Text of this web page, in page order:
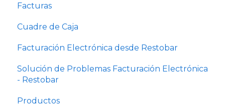
Facturas
Cuadre de Caja
Facturación Electrónica desde Restobar
Solución de Problemas Facturación Electrónica
- Restobar
Productos